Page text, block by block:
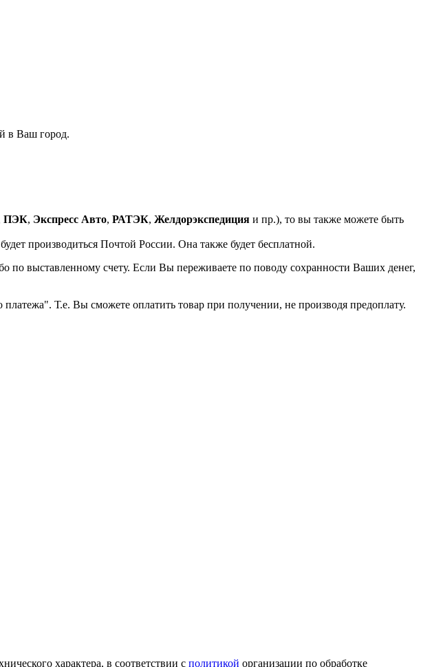
в Ваш город.
ПЭК, Экспресс Авто, РАТЭК, Желдорэкспедиция и пр.), то вы также можете быть
производиться Почтой России. Она также будет бесплатной.
по выставленному счету. Если Вы переживаете по поводу сохранности Ваших денег,
Т.е. Вы сможете оплатить товар при получении, не производя предоплату.
характера, в соответствии с политикой организации по обработке